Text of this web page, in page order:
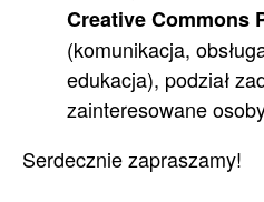
Creative Commons
(komunikacja,
edukacja), podział
zainteresowane
Serdecznie zapraszamy!